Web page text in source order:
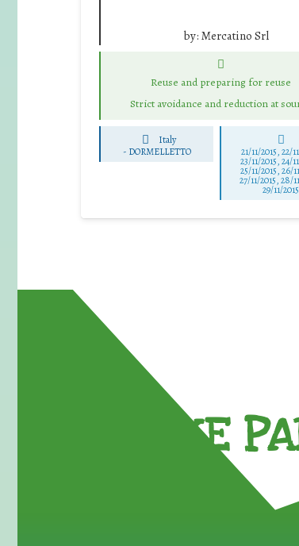
by: Mercatino Srl
Reuse and preparing for reuse
Strict avoidance and reduction at
Italy
- DORMELLETTO 21/11/2015, 22/
23/11/2015, 24/
25/11/2015, 26/
27/11/2015, 28/
29/11/2015
TAKE